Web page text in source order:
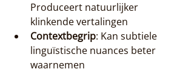
Produceert natuurlijker
klinkende vertalingen
Contextbegrip: Kan subtiele
linguïstische nuances beter
waarnemen